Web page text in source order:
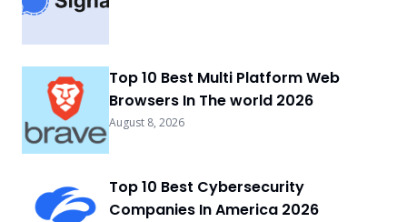
Top 10 Best Multi Platform Web
Browsers In The world 2026
August 8, 2026
Top 10 Best Cybersecurity
Companies In America 2026